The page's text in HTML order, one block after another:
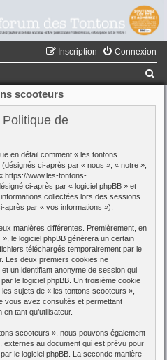
Connexion
Inscription
scooteurs
Politique de
en détail comment « les tontons
ci-après par « nous », « notre »,
https://www.les-tontons-
ci-après par « logiciel phpBB » et
collectées lors des sessions
après par « vos informations »).
manières différentes. Premièrement, en
le logiciel phpBB génèrera un certain
téléchargés temporairement par le
Les deux premiers cookies ne
un identifiant anonyme de session qui
le logiciel phpBB. Un troisième cookie
sujets de « les tontons scooteurs »,
vous avez consultés et permettant
tant qu’utilisateur.
scooteurs », nous pouvons également
au document qui est prévu pour
le logiciel phpBB. La seconde manière